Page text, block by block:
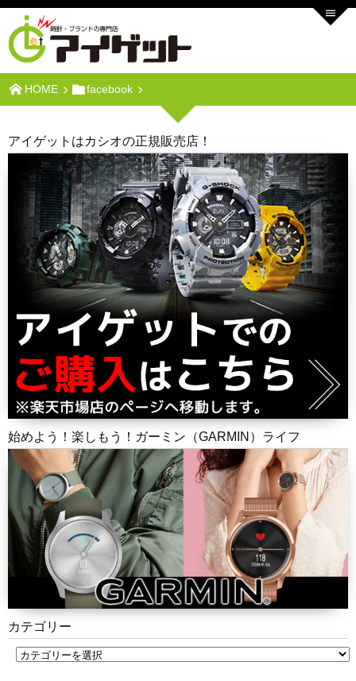
HOME facebook
アイゲットはカシオの正規販売店！
始めよう！楽しもう！ガーミン（GARMIN）ライフ
カテゴリー